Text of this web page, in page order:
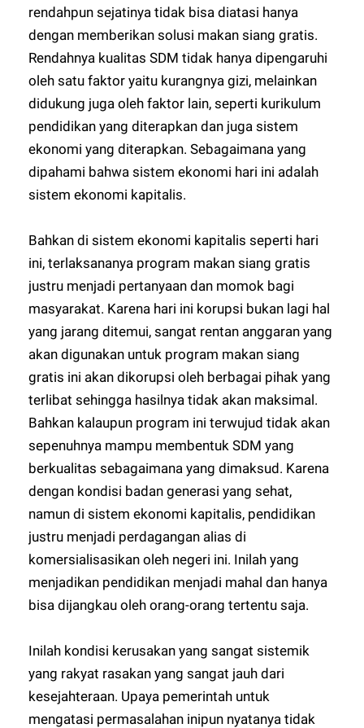
rendahpun sejatinya tidak bisa diatasi hanya
dengan memberikan solusi makan siang gratis.
Rendahnya kualitas SDM tidak hanya dipengaruhi
oleh satu faktor yaitu kurangnya gizi, melainkan
didukung juga oleh faktor lain, seperti kurikulum
pendidikan yang diterapkan dan juga sistem
ekonomi yang diterapkan. Sebagaimana yang
dipahami bahwa sistem ekonomi hari ini adalah
sistem ekonomi kapitalis.
Bahkan di sistem ekonomi kapitalis seperti hari
ini, terlaksananya program makan siang gratis
justru menjadi pertanyaan dan momok bagi
masyarakat. Karena hari ini korupsi bukan lagi hal
yang jarang ditemui, sangat rentan anggaran yang
akan digunakan untuk program makan siang
gratis ini akan dikorupsi oleh berbagai pihak yang
terlibat sehingga hasilnya tidak akan maksimal.
Bahkan kalaupun program ini terwujud tidak akan
sepenuhnya mampu membentuk SDM yang
berkualitas sebagaimana yang dimaksud. Karena
dengan kondisi badan generasi yang sehat,
namun di sistem ekonomi kapitalis, pendidikan
justru menjadi perdagangan alias di
komersialisasikan oleh negeri ini. Inilah yang
menjadikan pendidikan menjadi mahal dan hanya
bisa dijangkau oleh orang-orang tertentu saja.
Inilah kondisi kerusakan yang sangat sistemik
yang rakyat rasakan yang sangat jauh dari
kesejahteraan. Upaya pemerintah untuk
mengatasi permasalahan inipun nyatanya tidak